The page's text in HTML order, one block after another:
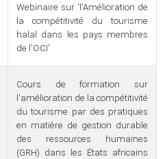
Webinaire sur 'l'Amélioration de
la compétitivité du tourisme
halal dans les pays membres
de l'OCI'
Cours de formation sur
l'amélioration de la compétitivité
du tourisme par des pratiques
en matière de gestion durable
des ressources humaines
(GRH) dans les États africains